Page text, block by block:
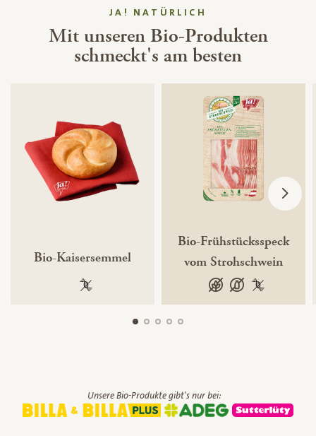
JA! NATÜRLICH
Mit unseren Bio-Produkten
schmeckt's am besten
Bio-Kaisersemmel
100 % gentechnikfrei
Bio-Frühstücksspeck
vom Strohschwein
glutenfrei
laktosefrei
100 %
Unsere Bio-Produkte gibt's nur bei: